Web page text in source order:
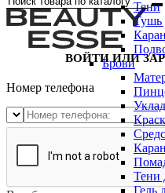
Тени
Тушь
Брови
Тени
Гель
ВОЙТИ ИЛИ
Номер телефона